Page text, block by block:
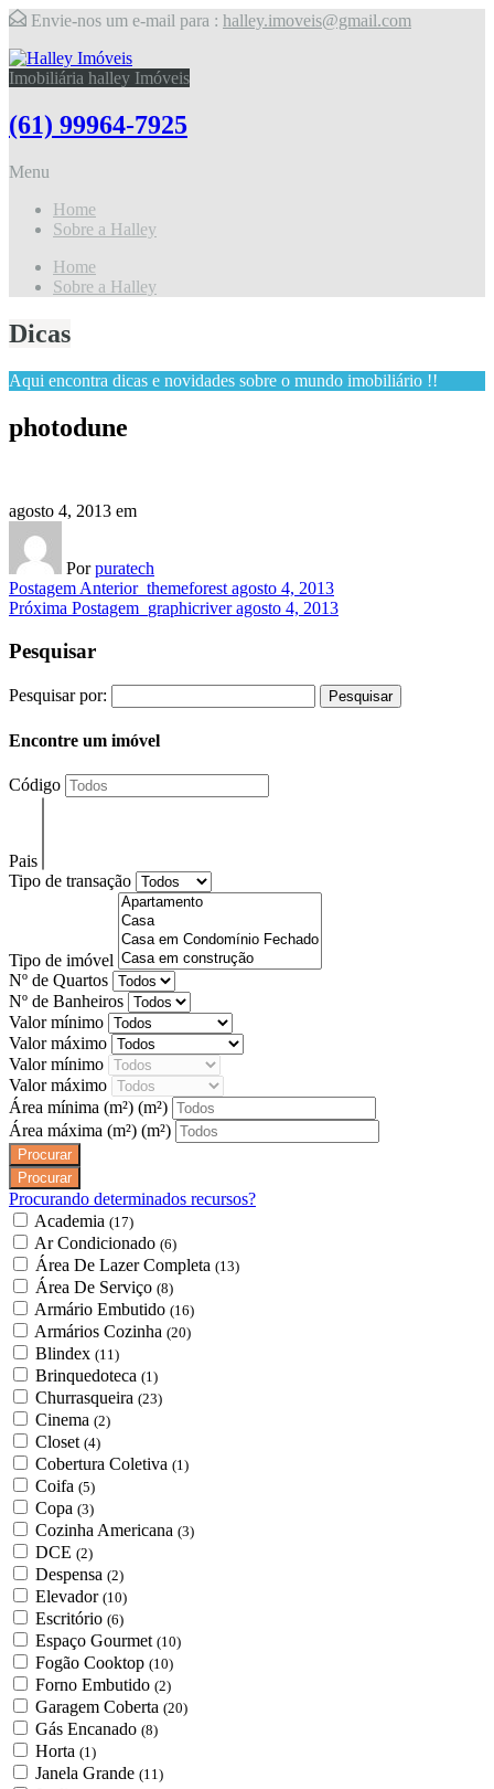
Envie-nos um e-mail para : halley.imoveis@gmail.com
Imobiliária halley Imóveis
(61) 99964-7925
Menu
Home
Sobre a Halley
Home
Sobre a Halley
Dicas
Aqui encontra dicas e novidades sobre o mundo imobiliário !!
photodune
agosto 4, 2013 em
Por puratech
Postagem Anterior themeforest agosto 4, 2013
Próxima Postagem graphicriver agosto 4, 2013
Pesquisar
Pesquisar por:
Encontre um imóvel
Código
Pais
Tipo de transação
Tipo de imóvel
Nº de Quartos
Nº de Banheiros
Valor mínimo
Valor máximo
Valor mínimo
Valor máximo
Área mínima (m²) (m²)
Área máxima (m²) (m²)
Procurando determinados recursos?
Academia (17)
Ar Condicionado (6)
Área De Lazer Completa (13)
Área De Serviço (8)
Armário Embutido (16)
Armários Cozinha (20)
Blindex (11)
Brinquedoteca (1)
Churrasqueira (23)
Cinema (2)
Closet (4)
Cobertura Coletiva (1)
Coifa (5)
Copa (3)
Cozinha Americana (3)
DCE (2)
Despensa (2)
Elevador (10)
Escritório (6)
Espaço Gourmet (10)
Fogão Cooktop (10)
Forno Embutido (2)
Garagem Coberta (20)
Gás Encanado (8)
Horta (1)
Janela Grande (11)